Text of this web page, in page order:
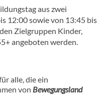
aus zwei
12:00 sowie von 13:45 bis
Zielgruppen Kinder,
angeboten werden.
alle, die ein
von Bewegungsland